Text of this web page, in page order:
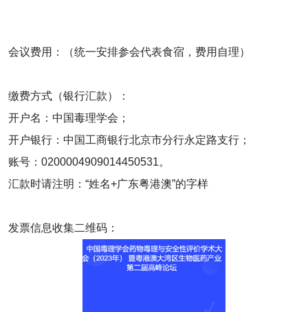
会议费用：（统一安排参会代表食宿，费用自理）
缴费方式（银行汇款）：
开户名：中国毒理学会；
开户银行：中国工商银行北京市分行永定路支行；
账号：0200004909014450531。
汇款时请注明：“姓名+广东粤港澳”的字样
发票信息收集二维码：